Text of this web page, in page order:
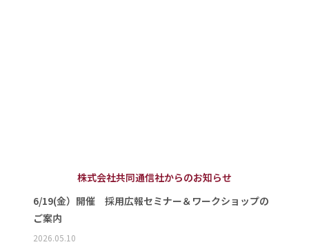
株式会社共同通信社からのお知らせ
6/19(金）開催 採用広報セミナー＆ワークショップの
ご案内
2026.05.10